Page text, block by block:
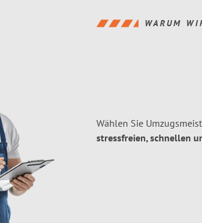
WARUM
Wählen Sie
stressfreien, schnellen